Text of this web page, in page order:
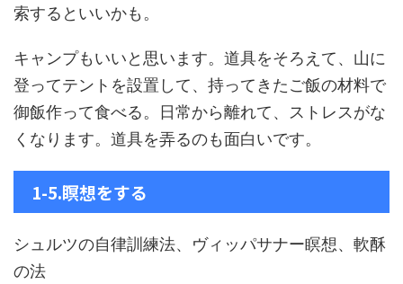
索するといいかも。
キャンプもいいと思います。道具をそろえて、山に
登ってテントを設置して、持ってきたご飯の材料で
御飯作って食べる。日常から離れて、ストレスがな
くなります。道具を弄るのも面白いです。
1-5.瞑想をする
シュルツの自律訓練法、ヴィッパサナー瞑想、軟酥
の法